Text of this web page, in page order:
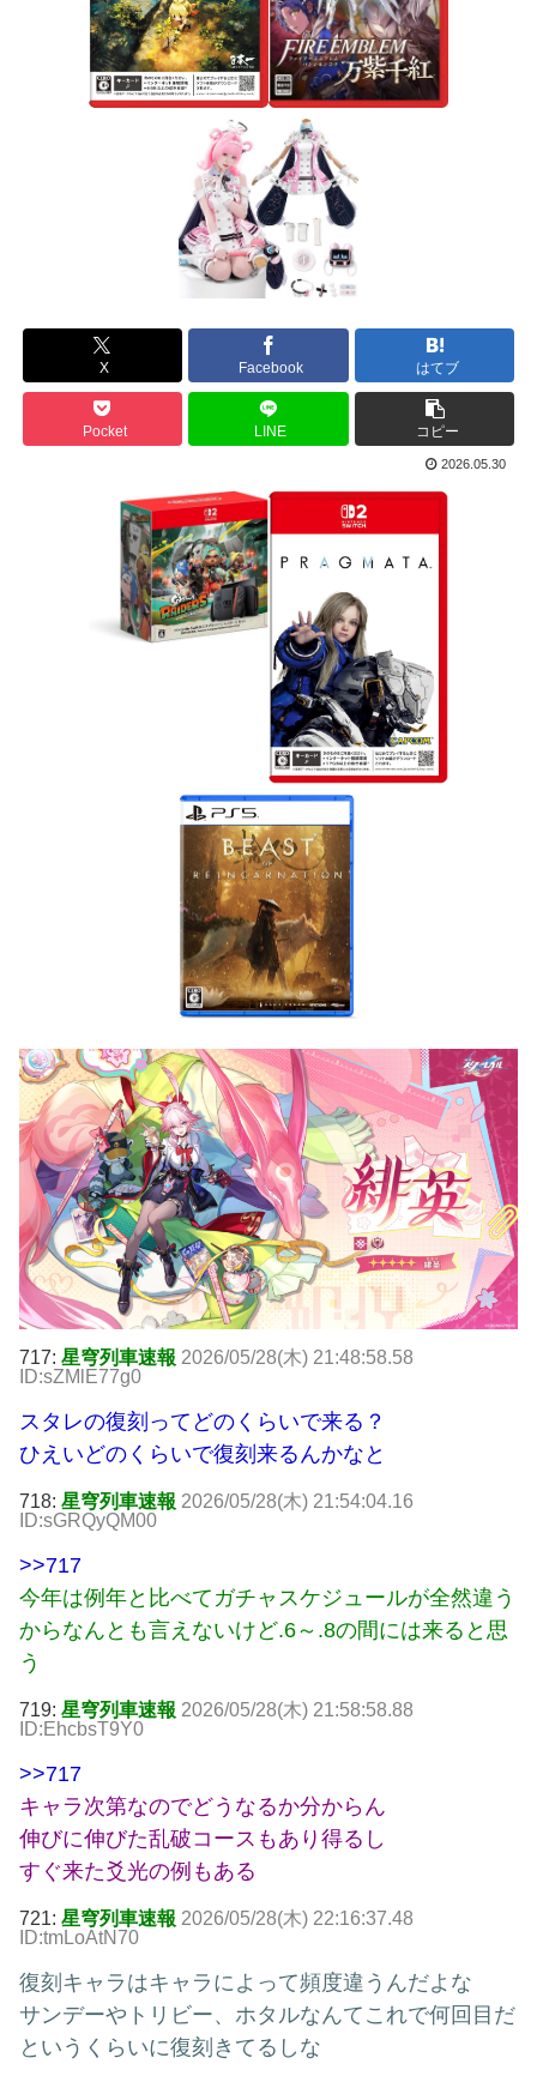
X Facebook はてブ
Pocket LINE コピー
2026.05.30
717: 星穹列車速報 2026/05/28(木) 21:48:58.58
ID:sZMlE77g0
スタレの復刻ってどのくらいで来る？
ひえいどのくらいで復刻来るんかなと
718: 星穹列車速報 2026/05/28(木) 21:54:04.16
ID:sGRQyQM00
>>717
今年は例年と比べてガチャスケジュールが全然違う
からなんとも言えないけど.6～.8の間には来ると思
う
719: 星穹列車速報 2026/05/28(木) 21:58:58.88
ID:EhcbsT9Y0
>>717
キャラ次第なのでどうなるか分からん
伸びに伸びた乱破コースもあり得るし
すぐ来た爻光の例もある
721: 星穹列車速報 2026/05/28(木) 22:16:37.48
ID:tmLoAtN70
復刻キャラはキャラによって頻度違うんだよな
サンデーやトリビー、ホタルなんてこれで何回目だ
というくらいに復刻きてるしな